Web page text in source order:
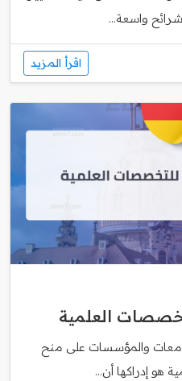
واسعة...
اقرأ المزيد
والمؤسسات على منح